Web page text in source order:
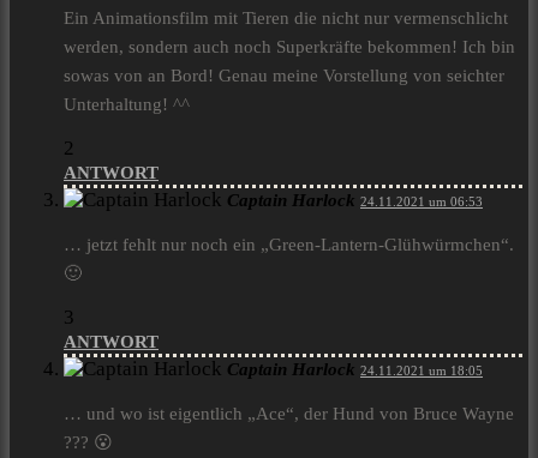
Ein Animationsfilm mit Tieren die nicht nur vermenschlicht
werden, sondern auch noch Superkräfte bekommen! Ich bin
sowas von an Bord! Genau meine Vorstellung von seichter
Unterhaltung! ^^
2
ANTWORT
Captain Harlock 24.11.2021 um 06:53
… jetzt fehlt nur noch ein „Green-Lantern-Glühwürmchen“.
🙂
3
ANTWORT
Captain Harlock 24.11.2021 um 18:05
… und wo ist eigentlich „Ace“, der Hund von Bruce Wayne
??? 😮